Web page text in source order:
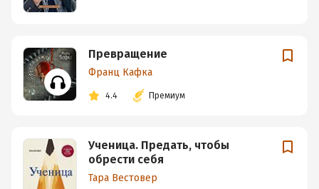
Превращение
Франц Кафка
4.4 Премиум
Ученица. Предать, чтобы
обрести себя
Тара Вестовер